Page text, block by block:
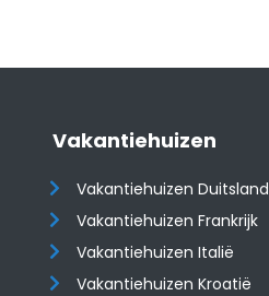
Vakantiehuizen
Vakantiehuizen Duitsland
Vakantiehuizen Frankrijk
Vakantiehuizen Italië
Vakantiehuizen Kroatië